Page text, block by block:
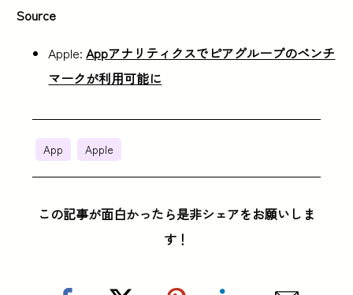
Source
Apple:Appアナリティクスでピアグループのベンチ
マークが利用可能に
App Apple
この記事が面白かったら是非シェアをお願いしま
す！